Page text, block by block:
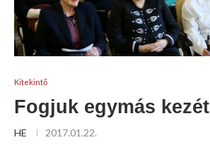
Kitekintő
Fogjuk egymás kezét
HE 2017.01.22.